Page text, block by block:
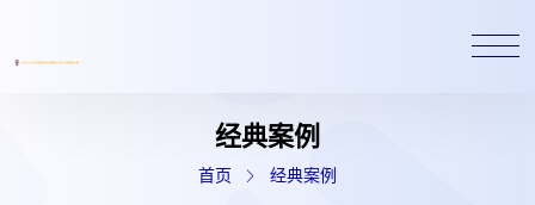
经典案例
首页 经典案例